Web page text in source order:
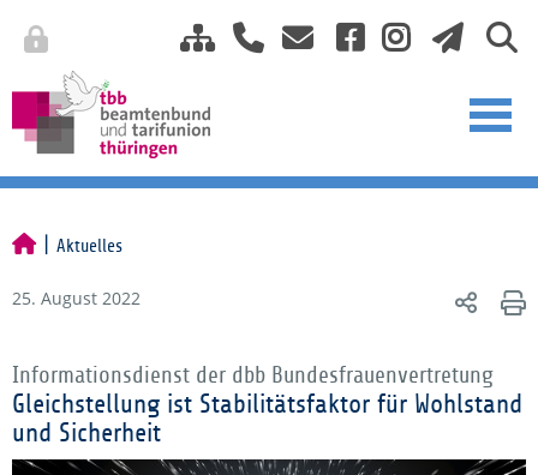
Aktuelles
25. August 2022
Informationsdienst der dbb Bundesfrauenvertretung
Gleichstellung ist Stabilitätsfaktor für Wohlstand
und Sicherheit